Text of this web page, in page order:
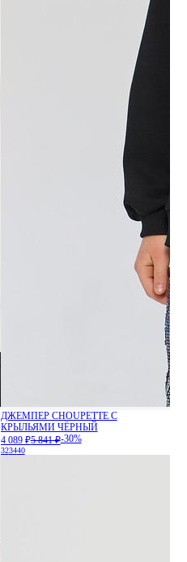
ДЖЕМПЕР CHOUPETTE С
КРЫЛЬЯМИ ЧЁРНЫЙ
4 089 ₽5 841 ₽-30%
323440